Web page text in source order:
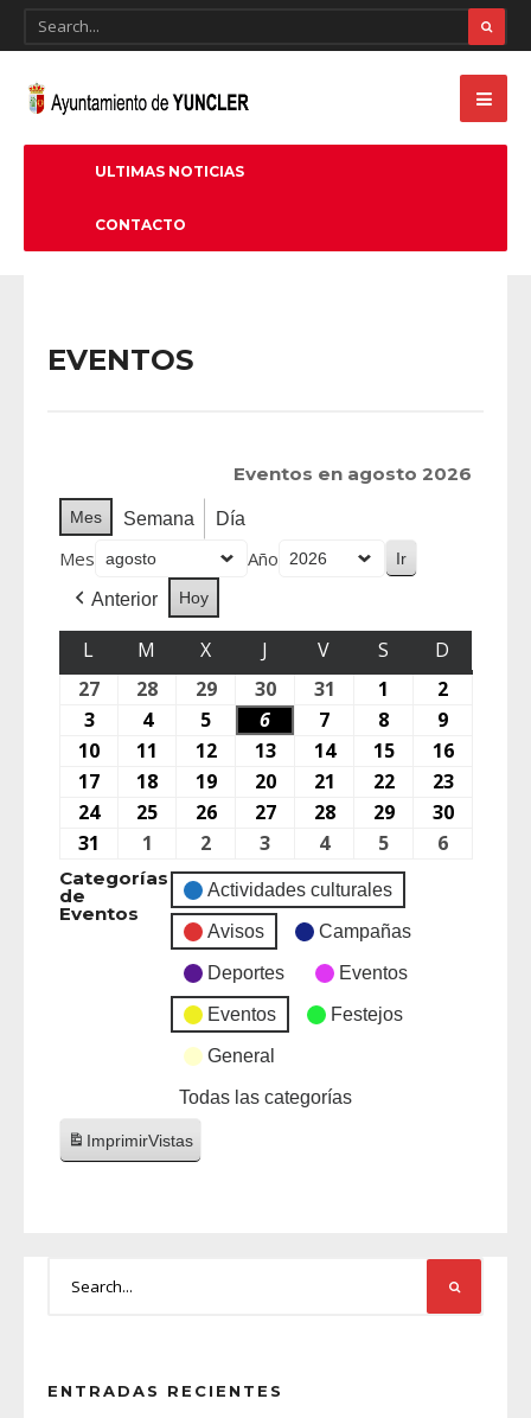
ULTIMAS NOTICIAS
CONTACTO
EVENTOS
Eventos en agosto 2026
Mes Semana Día
Mes Año
Anterior Hoy
L M X J V S
D
27
28 29 30 31 1
2
3
4 5 6 7 8
9
10
11 12 13 14 15
16
17
18 19 20 21 22
23
24
25 26 27 28 29
30
31
1 2 3 4 5 6
Categorías
de
Eventos
Actividades culturales
Avisos Campañas
Deportes Eventos
Eventos Festejos
General
Todas las categorías
ImprimirVistas
ENTRADAS RECIENTES